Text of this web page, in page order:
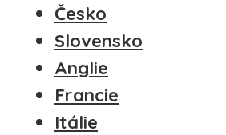
Česko
Slovensko
Anglie
Francie
Itálie